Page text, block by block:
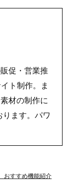
促・営業推
ト制作。ま
材の制作に
ます。パワ
おすすめ機能紹介